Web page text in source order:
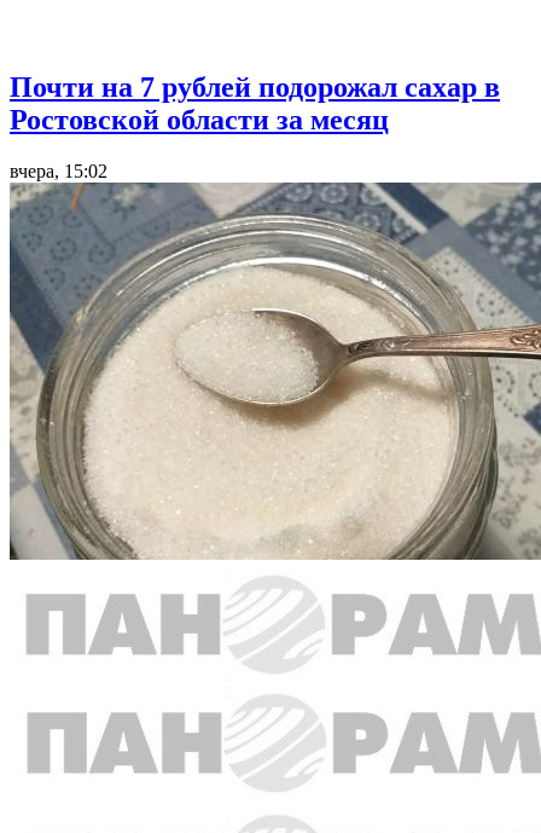
Почти на 7 рублей подорожал сахар в
Ростовской области за месяц
вчера, 15:02